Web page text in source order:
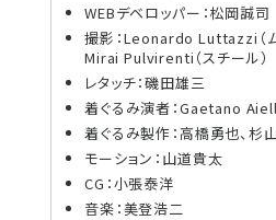
WEBデベロッパー：松岡誠司
撮影：Leonardo Luttazzi（
Mirai Pulvirenti（スチール）
レタッチ：磯田雄三
着ぐるみ演者：Gaetano
着ぐるみ製作：高橋勇也、杉
モーション：山道貴太
CG：小張泰洋
音楽：美登浩二